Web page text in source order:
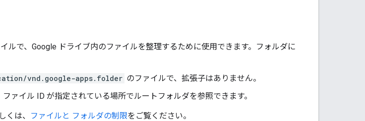
ルで、Google ドライブ内のファイルを整理するために使用できます。フォルダに
vnd.google-apps.folder のファイルで、拡張子はありません。
ァイル ID が指定されている場所でルートフォルダを参照できます。
くは、 ファイルと フォルダの制限をご覧ください。